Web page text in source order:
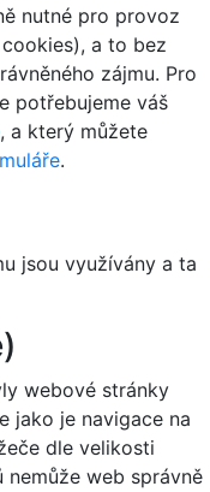
nutné pro provoz
a to bez
zájmu. Pro
potřebujeme váš
, a který můžete
.
jsou využívány a ta
webové stránky
jako je navigace na
dle velikosti
web správně